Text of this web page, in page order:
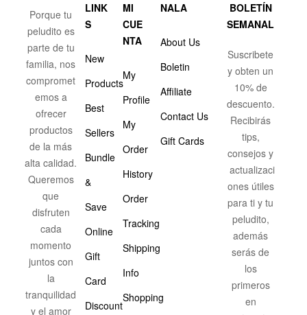
Porque tu
peludito es
parte de tu
familia, nos
compromet
emos a
ofrecer
productos
de la más
alta calidad.
Queremos
que
disfruten
cada
momento
juntos con
la
tranquilidad
y el amor
LINK
S
New
Products
Best
Sellers
Bundle
&
Save
Online
Gift
Card
Discount
MI
CUE
NTA
My
Profile
My
Order
History
Order
Tracking
Shipping
Info
Shopping
NALA
About Us
Boletin
Affiliate
Contact Us
Gift Cards
BOLETÍN
SEMANAL
Suscribete
y obten un
10% de
descuento.
Recibirás
tips,
consejos y
actualizaci
ones útiles
para ti y tu
peludito,
además
serás de
los
primeros
en